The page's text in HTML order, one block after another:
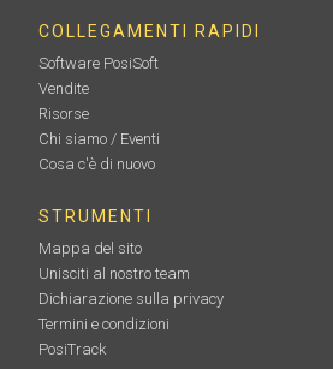
COLLEGAMENTI RAPIDI
Software PosiSoft
Vendite
Risorse
Chi siamo / Eventi
Cosa c'è di nuovo
STRUMENTI
Mappa del sito
Unisciti al nostro team
Dichiarazione sulla privacy
Termini e condizioni
PosiTrack